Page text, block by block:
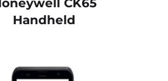
Handheld